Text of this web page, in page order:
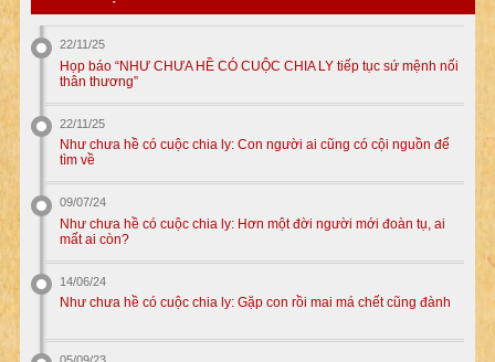
22/11/25
Họp báo “NHƯ CHƯA HỀ CÓ CUỘC CHIA LY tiếp tục sứ mệnh nối
thân thương”
22/11/25
Như chưa hề có cuộc chia ly: Con người ai cũng có cội nguồn để
tìm về
09/07/24
Như chưa hề có cuộc chia ly: Hơn một đời người mới đoàn tụ, ai
mất ai còn?
14/06/24
Như chưa hề có cuộc chia ly: Gặp con rồi mai má chết cũng đành